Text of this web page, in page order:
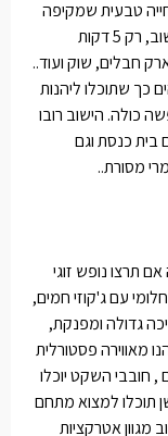
טבעית שמקיפה
את הישוב. העיר מעלות-תרשיחא שבקרבת הישוב, רק 5 דקות
חבלים, שוק ועוד..
מעל פני הים כך שתוכלו ליהנות
כולה. הישוב רובו
בית כנסת וגם
מסורת..
תרצו נופש זוגי
עם ג'קוזי חמים,
גדולה ומפנקת,
מאווירה פסטורלית
חובבי השקט יוכלו
תוכלו למצוא מתחם
אטרקציות